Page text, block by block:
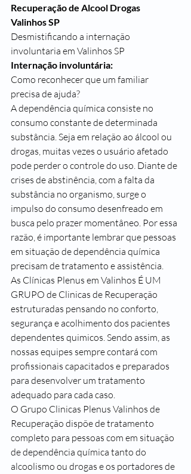
Recuperação de Alcool Drogas
Valinhos SP
Desmistificando a internação
involuntaria em Valinhos SP
Internação involuntária:
Como reconhecer que um familiar
precisa de ajuda?
A dependência química consiste no
consumo constante de determinada
substância. Seja em relação ao álcool ou
drogas, muitas vezes o usuário afetado
pode perder o controle do uso. Diante de
crises de abstinência, com a falta da
substância no organismo, surge o
impulso do consumo desenfreado em
busca pelo prazer momentâneo. Por essa
razão, é importante lembrar que pessoas
em situação de dependência química
precisam de tratamento e assistência.
As Clínicas Plenus em Valinhos É UM
GRUPO de Clinicas de Recuperação
estruturadas pensando no conforto,
segurança e acolhimento dos pacientes
dependentes quimicos. Sendo assim, as
nossas equipes sempre contará com
profissionais capacitados e preparados
para desenvolver um tratamento
adequado para cada caso.
O Grupo Clinicas Plenus Valinhos de
Recuperação dispõe de tratamento
completo para pessoas com em situação
de dependência química tanto do
alcoolismo ou drogas e os portadores de